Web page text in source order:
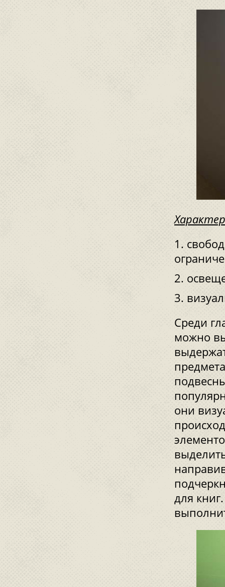
Среди
можно
они
для